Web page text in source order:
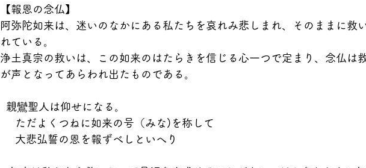
【報恩の念仏】
阿弥陀如来は、迷いのなかにある私たちを哀れみ悲しまれ、そのままに救
れている。
浄土真宗の救いは、この如来のはたらきを信じる心一つで定まり、念仏は
が声となってあらわれ出たものである。
  親鸞聖人は仰せになる。
     ただよくつねに如来の号（みな)を称して
     大悲弘誓の恩を報ずべしといへり